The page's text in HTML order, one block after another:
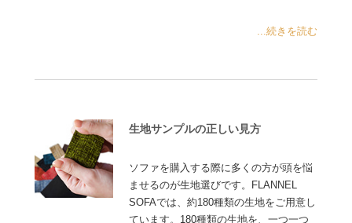
...続きを読む
生地サンプルの正しい見方
ソファを購入する際に多くの方が頭を悩
ませるのが生地選びです。FLANNEL
SOFAでは、約180種類の生地をご用意し
ています。180種類の生地を、一つ一つ